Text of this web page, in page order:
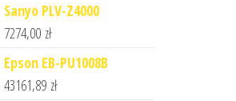
Sanyo PLV-Z4000
7274,00 zł
Epson EB-PU1008B
43161,89 zł